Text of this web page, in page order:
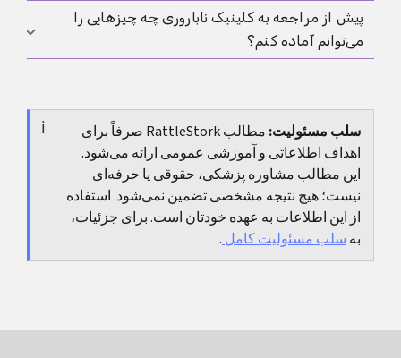
از خرید بعدی مفیدتر است.
صحبت شود، چون تغییرات در این زمینه‌ها می‌تواند شانس
بارداری را بهتر کند و درمان را ایمن‌تر سازد. نکته اصلی
داشتن یک برنامه واقع‌بینانه است، نه سرزنش.
وقتی پس از ارزیابی پایه هنوز روشن نیست گام منطقی
بعدی چیست، وقتی فشار زمانی وجود دارد، یا وقتی
پیش از مراجعه به کلینیک ناباروری چه چیزهایی را
می‌توانم آماده کنم؟
آزمایش‌ها، فهرست داروها و در صورت وجود، یک آزمایش
نسبتاً جدید مایع منی مفید هستند. به این ترتیب، جلسه
اول معمولاً بسیار مشخص‌تر می‌شود، چون اطلاعات پایه
کمتری لازم است بعداً تکمیل شود.
سلب مسئولیت:
مطالب RattleStork صرفاً برای
اهداف اطلاعاتی و آموزشی عمومی ارائه می‌شود.
این مطالب مشاوره پزشکی، حقوقی یا حرفه‌ای
نیست؛ هیچ نتیجه مشخصی تضمین نمی‌شود. استفاده
از این اطلاعات به عهده خودتان است. برای جزئیات،
بهسلب مسئولیت کامل.